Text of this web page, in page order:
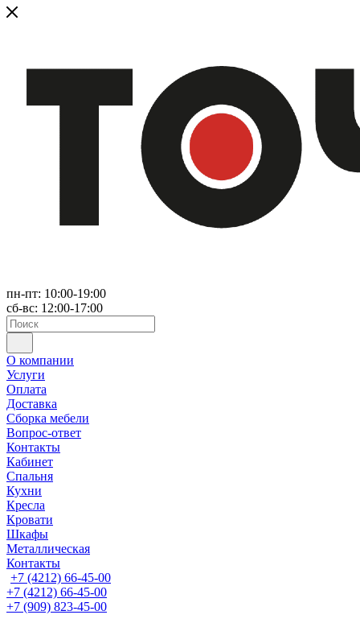
пн-пт: 10:00-19:00
сб-вс: 12:00-17:00
О компании
Услуги
Оплата
Доставка
Сборка мебели
Вопрос-ответ
Контакты
Кабинет
Спальня
Кухни
Кресла
Кровати
Шкафы
Металлическая
Контакты
+7 (4212) 66-45-00
+7 (4212) 66-45-00
+7 (909) 823-45-00